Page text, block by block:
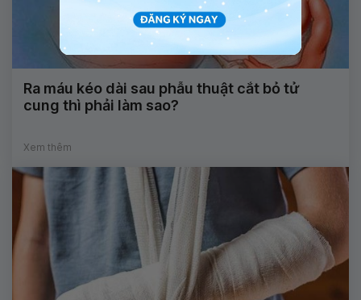
Ra máu kéo dài sau phẫu thuật cắt bỏ tử
cung thì phải làm sao?
Xem thêm